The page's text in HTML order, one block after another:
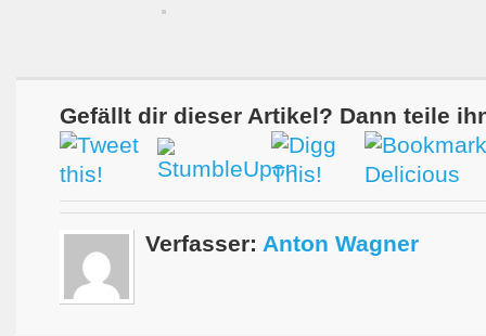
Gefällt dir dieser Artikel? Dann teile
Verfasser: Anton Wagner